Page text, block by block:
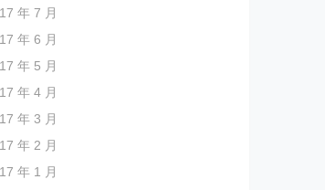
年 7 月
年 6 月
年 5 月
年 4 月
年 3 月
年 2 月
年 1 月